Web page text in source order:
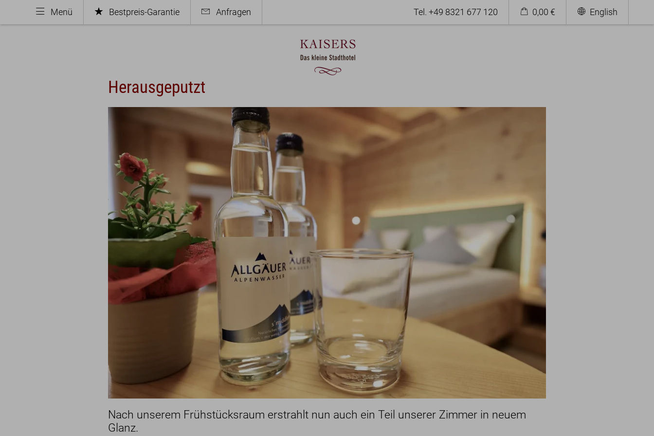
Menü Bestpreis-Garantie Anfragen Tel. +49 8321 677 120 0,00 € English
Geschenk-Gutscheine
Zimmer
für Urlauber
für Familien
für Geschäftsreisende
Frühstück Urlaub im Allgäu
Wandern im Allgäu
Radfahren im Allgäu
Skifahren im Allgäu
Gastronomie
Webcams & Wetter
Kontakt
Herausgeputzt
Nach unserem Frühstücksraum erstrahlt nun auch ein Teil unserer Zimmer in neuem
Glanz.